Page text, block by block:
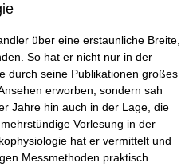
über eine erstaunliche Breite,
So hat er nicht nur in der
durch seine Publikationen großes
erworben, sondern sah
Jahre hin auch in der Lage, die
Vorlesung in der
hat er vermittelt und
Messmethoden praktisch